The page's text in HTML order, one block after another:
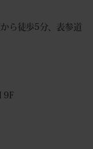
ら徒歩5分、表参道
9F